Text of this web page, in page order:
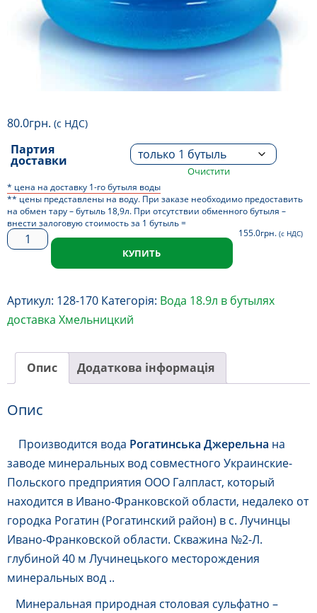
80.0грн. (с НДС)
Партия
доставки
Очистити
* цена на доставку 1-го бутыля воды
** цены представлены на воду. При заказе необходимо предоставить
на обмен тару – бутыль 18,9л. При отсутствии обменного бутыля –
внести залоговую стоимость за 1 бутыль =
155.0грн. (с НДС)
вода
бутилированная
кількість
КУПИТЬ
Артикул: 128-170 Категорія: Вода 18.9л в бутылях
доставка Хмельницкий
Опис Додаткова інформація
Опис
Производится вода Рогатинська Джерельна на
заводе минеральных вод совместного Украинские-
Польского предприятия ООО Галпласт, который
находится в Ивано-Франковской области, недалеко от
городка Рогатин (Рогатинский район) в с. Лучинцы
Ивано-Франковской области. Скважина №2-Л.
глубиной 40 м Лучинецького месторождения
минеральных вод ..
Минеральная природная столовая сульфатно –